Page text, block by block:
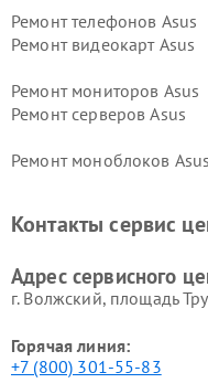
Ремонт телефонов Asus
Ремонт видеокарт Asus
Ремонт мониторов Asus
Ремонт серверов Asus
Ремонт моноблоков Asus
Контакты сервис
Адрес сервисного
г. Волжский, площадь
Горячая линия:
+7 (800) 301-55-83